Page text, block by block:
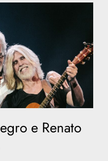
e Renato